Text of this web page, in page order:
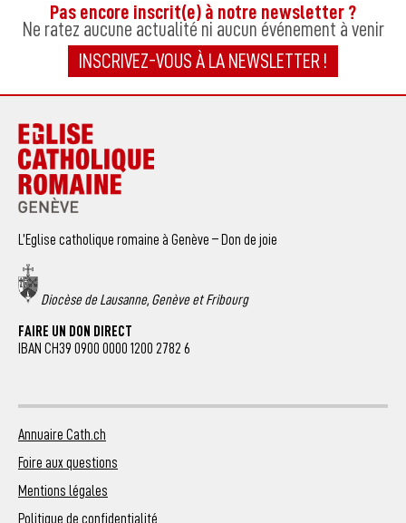
Pas encore inscrit(e) à notre newsletter ?
Ne ratez aucune actualité ni aucun événement à venir
INSCRIVEZ-VOUS À LA NEWSLETTER !
L’Eglise catholique romaine à Genève – Don de joie
Diocèse de Lausanne, Genève et Fribourg
FAIRE UN DON DIRECT
IBAN CH39 0900 0000 1200 2782 6
Annuaire Cath.ch
Foire aux questions
Mentions légales
Politique de confidentialité